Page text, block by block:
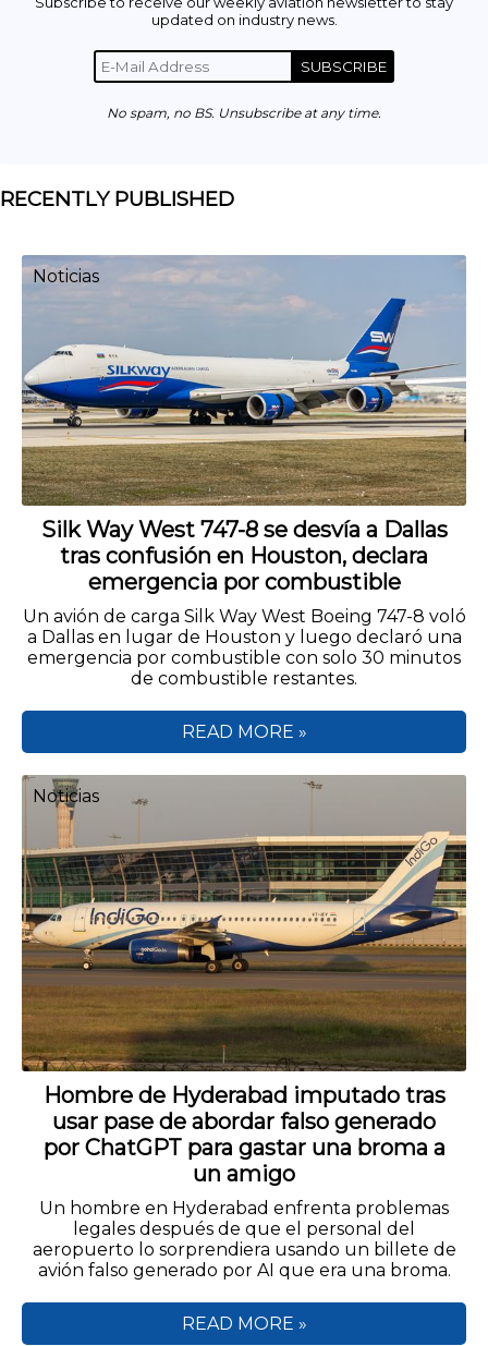
updated on industry news.
SUBSCRIBE
No spam, no BS. Unsubscribe at any time.
RECENTLY PUBLISHED
Silk Way West 747-8 se desvía a Dallas
tras confusión en Houston, declara
emergencia por combustible
Un avión de carga Silk Way West Boeing 747-8 voló
a Dallas en lugar de Houston y luego declaró una
emergencia por combustible con solo 30 minutos
de combustible restantes.
Noticias
READ MORE »
Hombre de Hyderabad imputado tras
usar pase de abordar falso generado
por ChatGPT para gastar una broma a
un amigo
Un hombre en Hyderabad enfrenta problemas
legales después de que el personal del
aeropuerto lo sorprendiera usando un billete de
avión falso generado por AI que era una broma.
Noticias
READ MORE »